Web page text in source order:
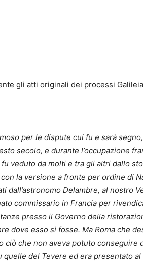
gli atti originali dei processi
per le dispute cui fu e sarà
secolo, e durante l’occupazione
veduto da molti e tra gli altri dallo
la versione a fronte per ordine di
Delambre, al nostro
commissario in Francia per
presso il Governo della
dove esso si fosse. Ma Roma che
che non aveva potuto conseguire
del Tevere ed era presentato